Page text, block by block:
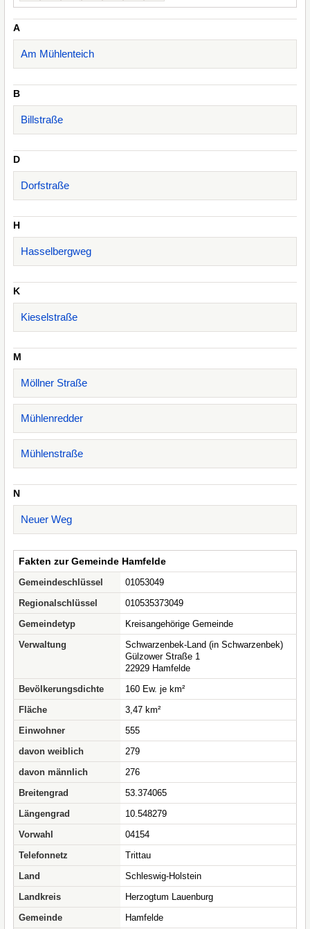
A
Am Mühlenteich
B
Billstraße
D
Dorfstraße
H
Hasselbergweg
K
Kieselstraße
M
Möllner Straße
Mühlenredder
Mühlenstraße
N
Neuer Weg
Fakten zur Gemeinde Hamfelde
Gemeindeschlüssel
01053049
Regionalschlüssel
010535373049
Gemeindetyp
Kreisangehörige Gemeinde
Verwaltung
Schwarzenbek-Land (in Schwarzenbek)
Gülzower Straße 1
22929 Hamfelde
Bevölkerungsdichte
160 Ew. je km²
Fläche
3,47 km²
Einwohner
555
davon weiblich
279
davon männlich
276
Breitengrad
53.374065
Längengrad
10.548279
Vorwahl
04154
Telefonnetz
Trittau
Land
Schleswig-Holstein
Landkreis
Herzogtum Lauenburg
Gemeinde
Hamfelde